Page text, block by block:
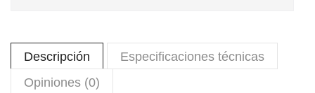
Descripción
Especificaciones técnicas
Opiniones (0)